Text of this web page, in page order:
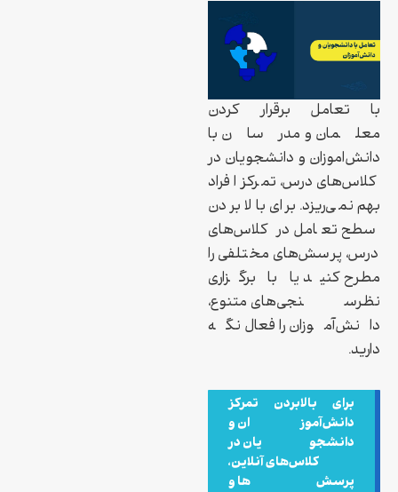
با تعامل برقرار کردن
معلمان و مدرسان با
دانش‌اموزان و دانشجویان در
کلاس‌های درس، تمرکز افراد
بهم نمی‌ریزد. برای بالا بردن
سطح تعامل در کلاس‌های
درس، پرسش‌های مختلفی را
مطرح کنید یا با برگزاری
نظرسنجی‌های متنوع،
دانش‌آموزان را فعال نگه
دارید.
برای بالابردن تمرکز
دانش‌آموزان و
دانشجویان در
کلاس‌های آنلاین،
پرسش‌ها و